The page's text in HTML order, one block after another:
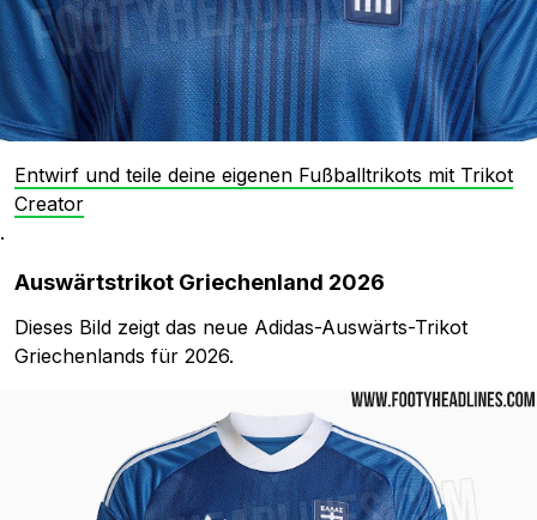
Entwirf und teile deine eigenen Fußballtrikots mit Trikot
Creator
.
Auswärtstrikot Griechenland 2026
Dieses Bild zeigt das neue Adidas-Auswärts-Trikot
Griechenlands für 2026.